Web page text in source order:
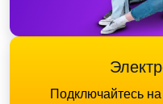
Подключайтесь